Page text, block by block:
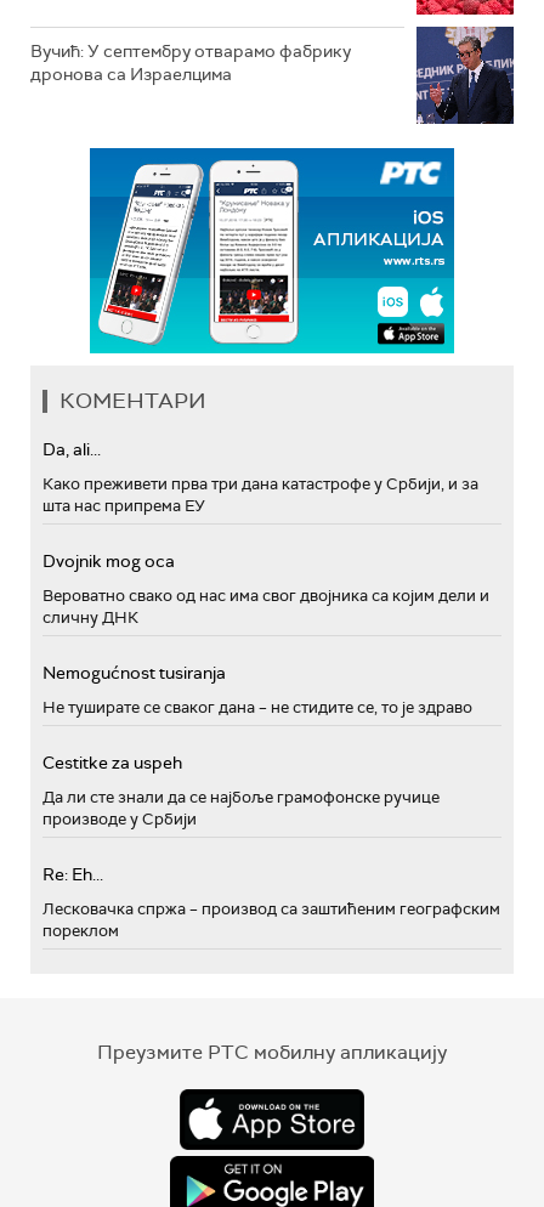
Вучић: У септембру отварамо фабрику
дронова са Израелцима
КОМЕНТАРИ
Da, ali...
Како преживети прва три дана катастрофе у Србији, и за
шта нас припрема ЕУ
Dvojnik mog oca
Вероватно свако од нас има свог двојника са којим дели и
сличну ДНК
Nemogućnost tusiranja
Не туширате се сваког дана – не стидите се, то је здраво
Cestitke za uspeh
Да ли сте знали да се најбоље грамофонске ручице
производе у Србији
Re: Eh...
Лесковачка спржа – производ са заштићеним географским
пореклом
Преузмите РТС мобилну апликацију